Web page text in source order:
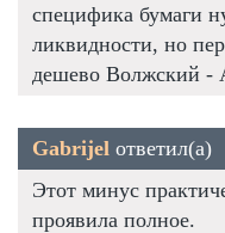
специфика бумаги
ликвидности, но
дешево Волжский -
Gabrijel ответил(а)
Этот минус
проявила полное.